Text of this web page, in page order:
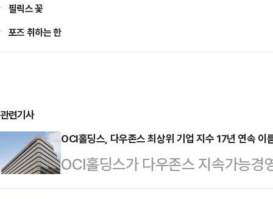
필릭스 꽃
포즈 취하는 한
관련기사
OCI홀딩스, 다우존스 최상위 기업 지수 17년 연속 이
OCI홀딩스가 다우존스 지속가능
경영 성과를 이어갔다.OCI홀딩스